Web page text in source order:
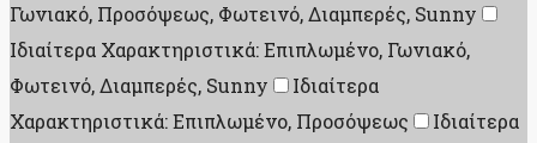
Γωνιακό, Προσόψεως, Φωτεινό, Διαμπερές, Sunny
Ιδιαίτερα Χαρακτηριστικά: Επιπλωμένο, Γωνιακό,
Φωτεινό, Διαμπερές, Sunny
Ιδιαίτερα
Χαρακτηριστικά: Επιπλωμένο, Προσόψεως
Ιδιαίτερα